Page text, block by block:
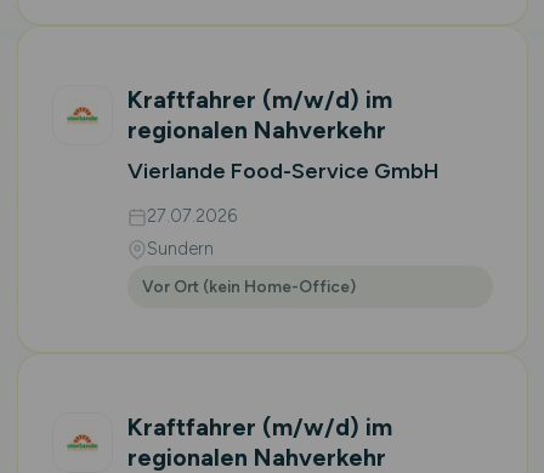
Kraftfahrer (m/w/d) im
regionalen Nahverkehr
Vierlande Food-Service GmbH
27.07.2026
Sundern
Vor Ort (kein Home-Office)
Kraftfahrer (m/w/d) im
regionalen Nahverkehr